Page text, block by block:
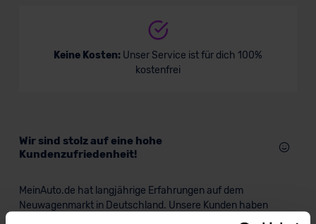
Keine Kosten: Unser Service ist für dich 100%
kostenfrei
Wir sind stolz auf eine hohe
Kundenzufriedenheit!
MeinAuto.de hat langjährige Erfahrungen auf dem
Neuwagenmarkt in Deutschland. Unsere Kunden haben
dadurch ihr Wunschauto zum Top-Rabatt erhalten und